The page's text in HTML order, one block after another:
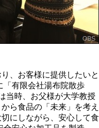
、お客様に提供したいと
「有限会社湯布院散歩
当時、お父様が大学教授
ら食品の「未来」を考え
にしながら、安心して食